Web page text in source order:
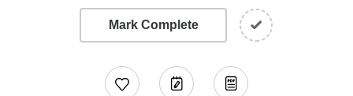
Mark Complete